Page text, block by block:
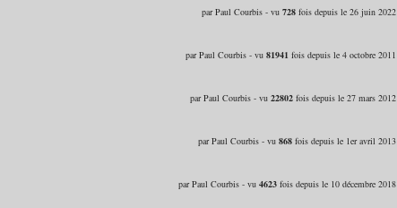
par Paul Courbis - vu 728fois depuis le 26 juin 2022
par Paul Courbis - vu 81941 fois depuis le 4 octobre 2011
par Paul Courbis - vu 22802fois depuis le 27 mars 2012
par Paul Courbis - vu 868fois depuis le 1er avril 2013
par Paul Courbis - vu 4623fois depuis le 10 décembre 2018